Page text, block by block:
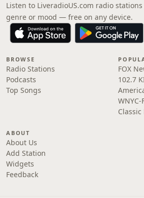
Listen to LiveradioUS.com radio
genre or mood — free on any device.
BROWSE
Radio Stations
Podcasts
Top Songs
FOX
102.7
ABOUT
About Us
Add Station
Widgets
Feedback